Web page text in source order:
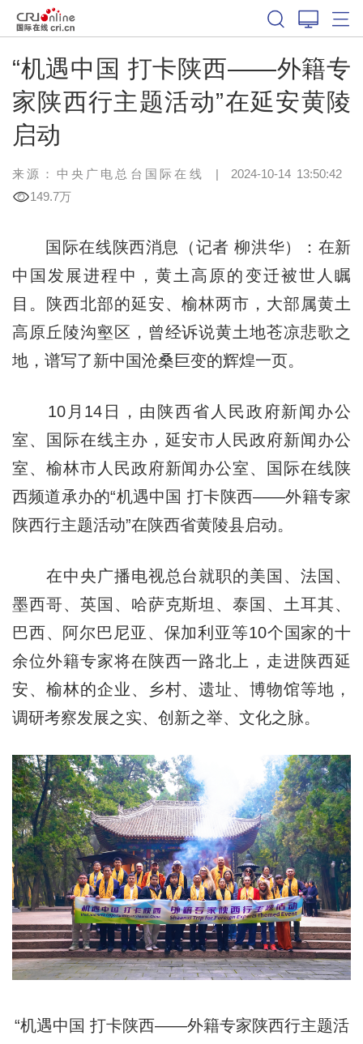
“机遇中国 打卡陕西——外籍专
家陕西行主题活动”在延安黄陵
启动
来源：中央广电总台国际在线 | 2024-10-14 13:50:42
149.7万
国际在线陕西消息（记者 柳洪华）：在新
中国发展进程中，黄土高原的变迁被世人瞩
目。陕西北部的延安、榆林两市，大部属黄土
高原丘陵沟壑区，曾经诉说黄土地苍凉悲歌之
地，谱写了新中国沧桑巨变的辉煌一页。
10月14日，由陕西省人民政府新闻办公
室、国际在线主办，延安市人民政府新闻办公
室、榆林市人民政府新闻办公室、国际在线陕
西频道承办的“机遇中国 打卡陕西——外籍专家
陕西行主题活动”在陕西省黄陵县启动。
在中央广播电视总台就职的美国、法国、
墨西哥、英国、哈萨克斯坦、泰国、土耳其、
巴西、阿尔巴尼亚、保加利亚等10个国家的十
余位外籍专家将在陕西一路北上，走进陕西延
安、榆林的企业、乡村、遗址、博物馆等地，
调研考察发展之实、创新之举、文化之脉。
“机遇中国 打卡陕西——外籍专家陕西行主题活